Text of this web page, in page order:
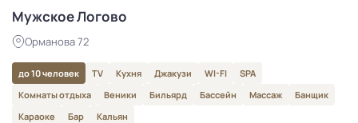
Мужское Логово
Орманова 72
до 10 человек TV Кухня Джакузи WI-FI
SPA
Комнаты отдыха
Веники Бильярд Бассейн Массаж
Банщик
Караоке
Бар Кальян